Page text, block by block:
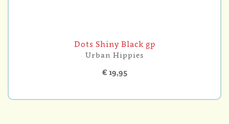
Dots Shiny Black gp
Urban Hippies
€ 19,95